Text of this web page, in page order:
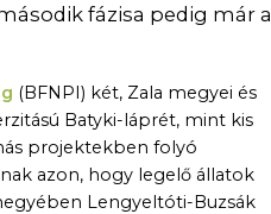
fázisa pedig már a
(BFNPI) két, Zala megyei és
Batyki-láprét, mint kis
projektekben folyó
azon, hogy legelő állatok
Lengyeltóti-Buzsák